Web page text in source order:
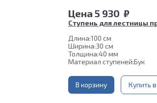
Цена 5 930 ₽
Ступень для лестницы
Длина:100 см
Ширина:30 см
Толщина:40 мм
Материал ступеней:Бук
В корзину Купить